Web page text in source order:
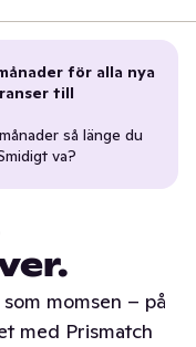
för alla nya
till
så länge du
va?
momsen – på
med Prismatch